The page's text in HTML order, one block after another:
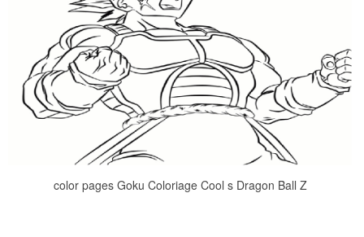
color pages Goku Coloriage Cool s Dragon Ball Z